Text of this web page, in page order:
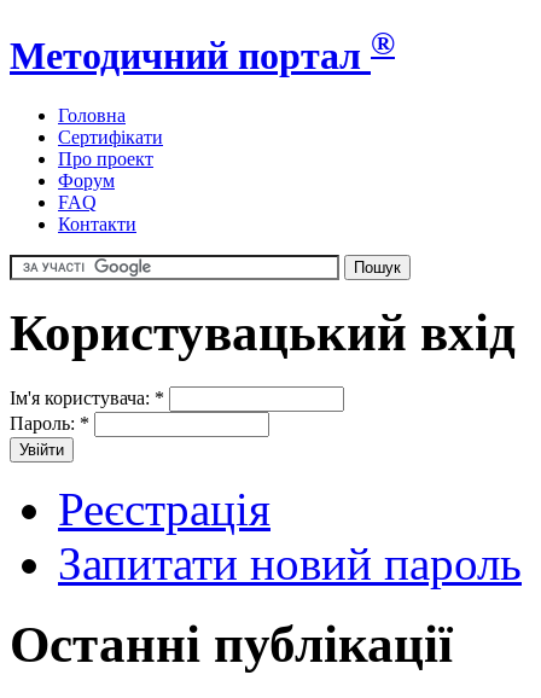
Методичний портал ®
Головна
Сертифікати
Про проект
Форум
FAQ
Контакти
Користувацький вхід
Ім'я користувача: *
Пароль: *
Реєстрація
Запитати новий пароль
Останні публікації